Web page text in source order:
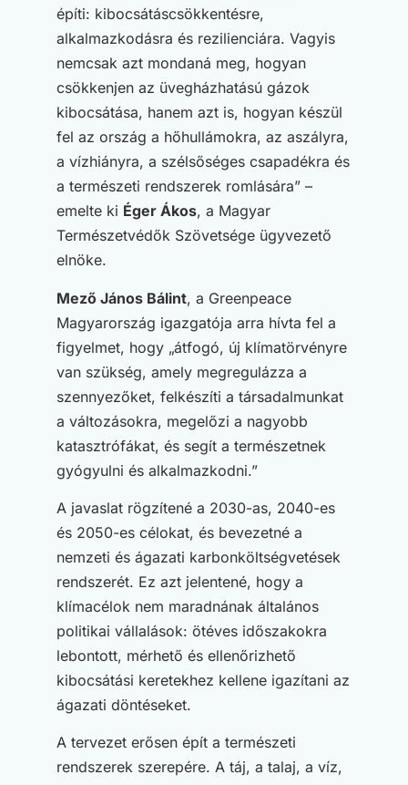
építi: kibocsátáscsökkentésre,
alkalmazkodásra és rezilienciára. Vagyis
nemcsak azt mondaná meg, hogyan
csökkenjen az üvegházhatású gázok
kibocsátása, hanem azt is, hogyan készül
fel az ország a hőhullámokra, az aszályra,
a vízhiányra, a szélsőséges csapadékra és
a természeti rendszerek romlására” –
emelte ki Éger Ákos, a Magyar
Természetvédők Szövetsége ügyvezető
elnöke.
Mező János Bálint, a Greenpeace
Magyarország igazgatója arra hívta fel a
figyelmet, hogy „átfogó, új klímatörvényre
van szükség, amely megregulázza a
szennyezőket, felkészíti a társadalmunkat
a változásokra, megelőzi a nagyobb
katasztrófákat, és segít a természetnek
gyógyulni és alkalmazkodni.”
A javaslat rögzítené a 2030-as, 2040-es
és 2050-es célokat, és bevezetné a
nemzeti és ágazati karbonköltségvetések
rendszerét. Ez azt jelentené, hogy a
klímacélok nem maradnának általános
politikai vállalások: ötéves időszakokra
lebontott, mérhető és ellenőrizhető
kibocsátási keretekhez kellene igazítani az
ágazati döntéseket.
A tervezet erősen épít a természeti
rendszerek szerepére. A táj, a talaj, a víz,